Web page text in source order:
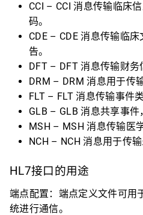
CCI – CCI 消息传输临床
码。
CDE – CDE 消息传输临
告。
DFT – DFT 消息传输财务
DRM – DRM 消息用于传
FLT – FLT 消息传输事件
GLB – GLB 消息共享事件
MSH – MSH 消息传输医
NCH – NCH 消息用于传
HL7接口的用途
端点配置：端点定义文件可用
统进行通信。